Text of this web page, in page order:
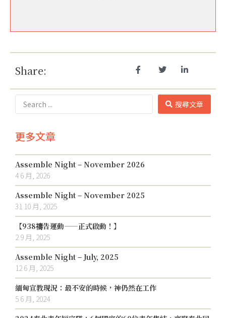
Share:
搜尋文章
更多文章
Assemble Night – November 2026
4 6 月, 2026
Assemble Night – November 2025
31 10 月, 2025
【938禱告運動——正式啟動！】
2 9 月, 2025
Assemble Night – July, 2025
12 6 月, 2025
緬甸宣教現況：最不安的時候，神仍然在工作
5 6 月, 2024